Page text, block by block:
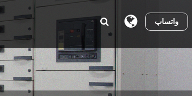
واتساپ